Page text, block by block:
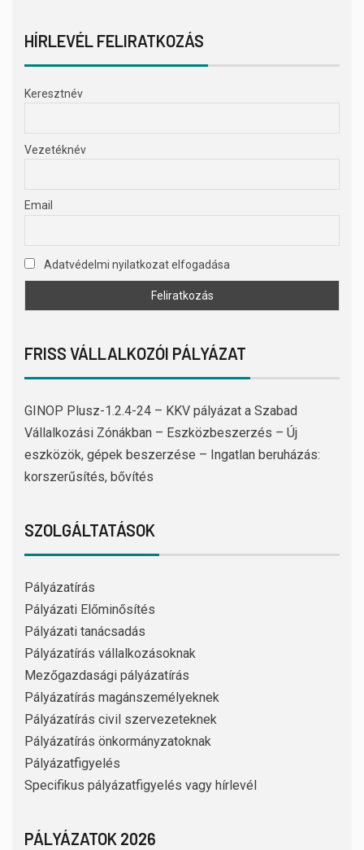
HÍRLEVÉL FELIRATKOZÁS
Keresztnév
Vezetéknév
Email
Adatvédelmi nyilatkozat elfogadása
FRISS VÁLLALKOZÓI PÁLYÁZAT
GINOP Plusz-1.2.4-24 – KKV pályázat a Szabad
Vállalkozási Zónákban – Eszközbeszerzés – Új
eszközök, gépek beszerzése – Ingatlan beruházás:
korszerűsítés, bővítés
SZOLGÁLTATÁSOK
Pályázatírás
Pályázati Előminősítés
Pályázati tanácsadás
Pályázatírás vállalkozásoknak
Mezőgazdasági pályázatírás
Pályázatírás magánszemélyeknek
Pályázatírás civil szervezeteknek
Pályázatírás önkormányzatoknak
Pályázatfigyelés
Specifikus pályázatfigyelés vagy hírlevél
PÁLYÁZATOK 2026